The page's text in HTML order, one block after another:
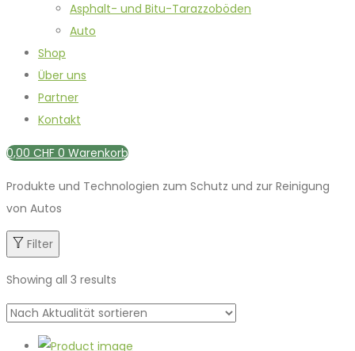
Asphalt- und Bitu-Tarazzoböden
Auto
Shop
Über uns
Partner
Kontakt
0,00 CHF 0 Warenkorb
Produkte und Technologien zum Schutz und zur Reinigung
von Autos
Filter
Showing all 3 results